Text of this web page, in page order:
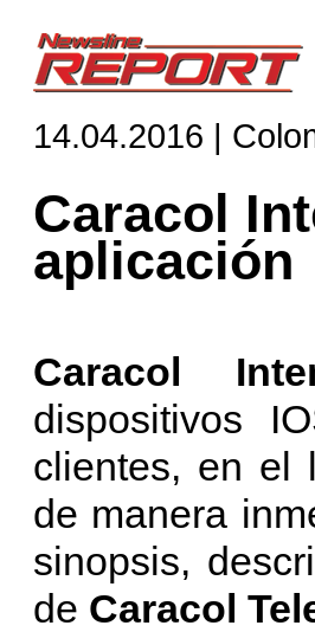
14.04.2016 |
Caracol
aplicación
Caracol
dispositivos
clientes, en el
de manera
sinopsis,
de Caracol